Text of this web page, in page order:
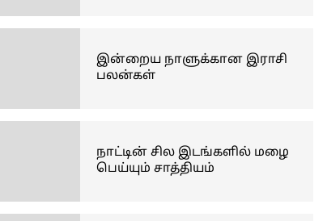
இன்றைய நாளுக்கான இராசி
பலன்கள்
நாட்டின் சில இடங்களில் மழை
பெய்யும் சாத்தியம்